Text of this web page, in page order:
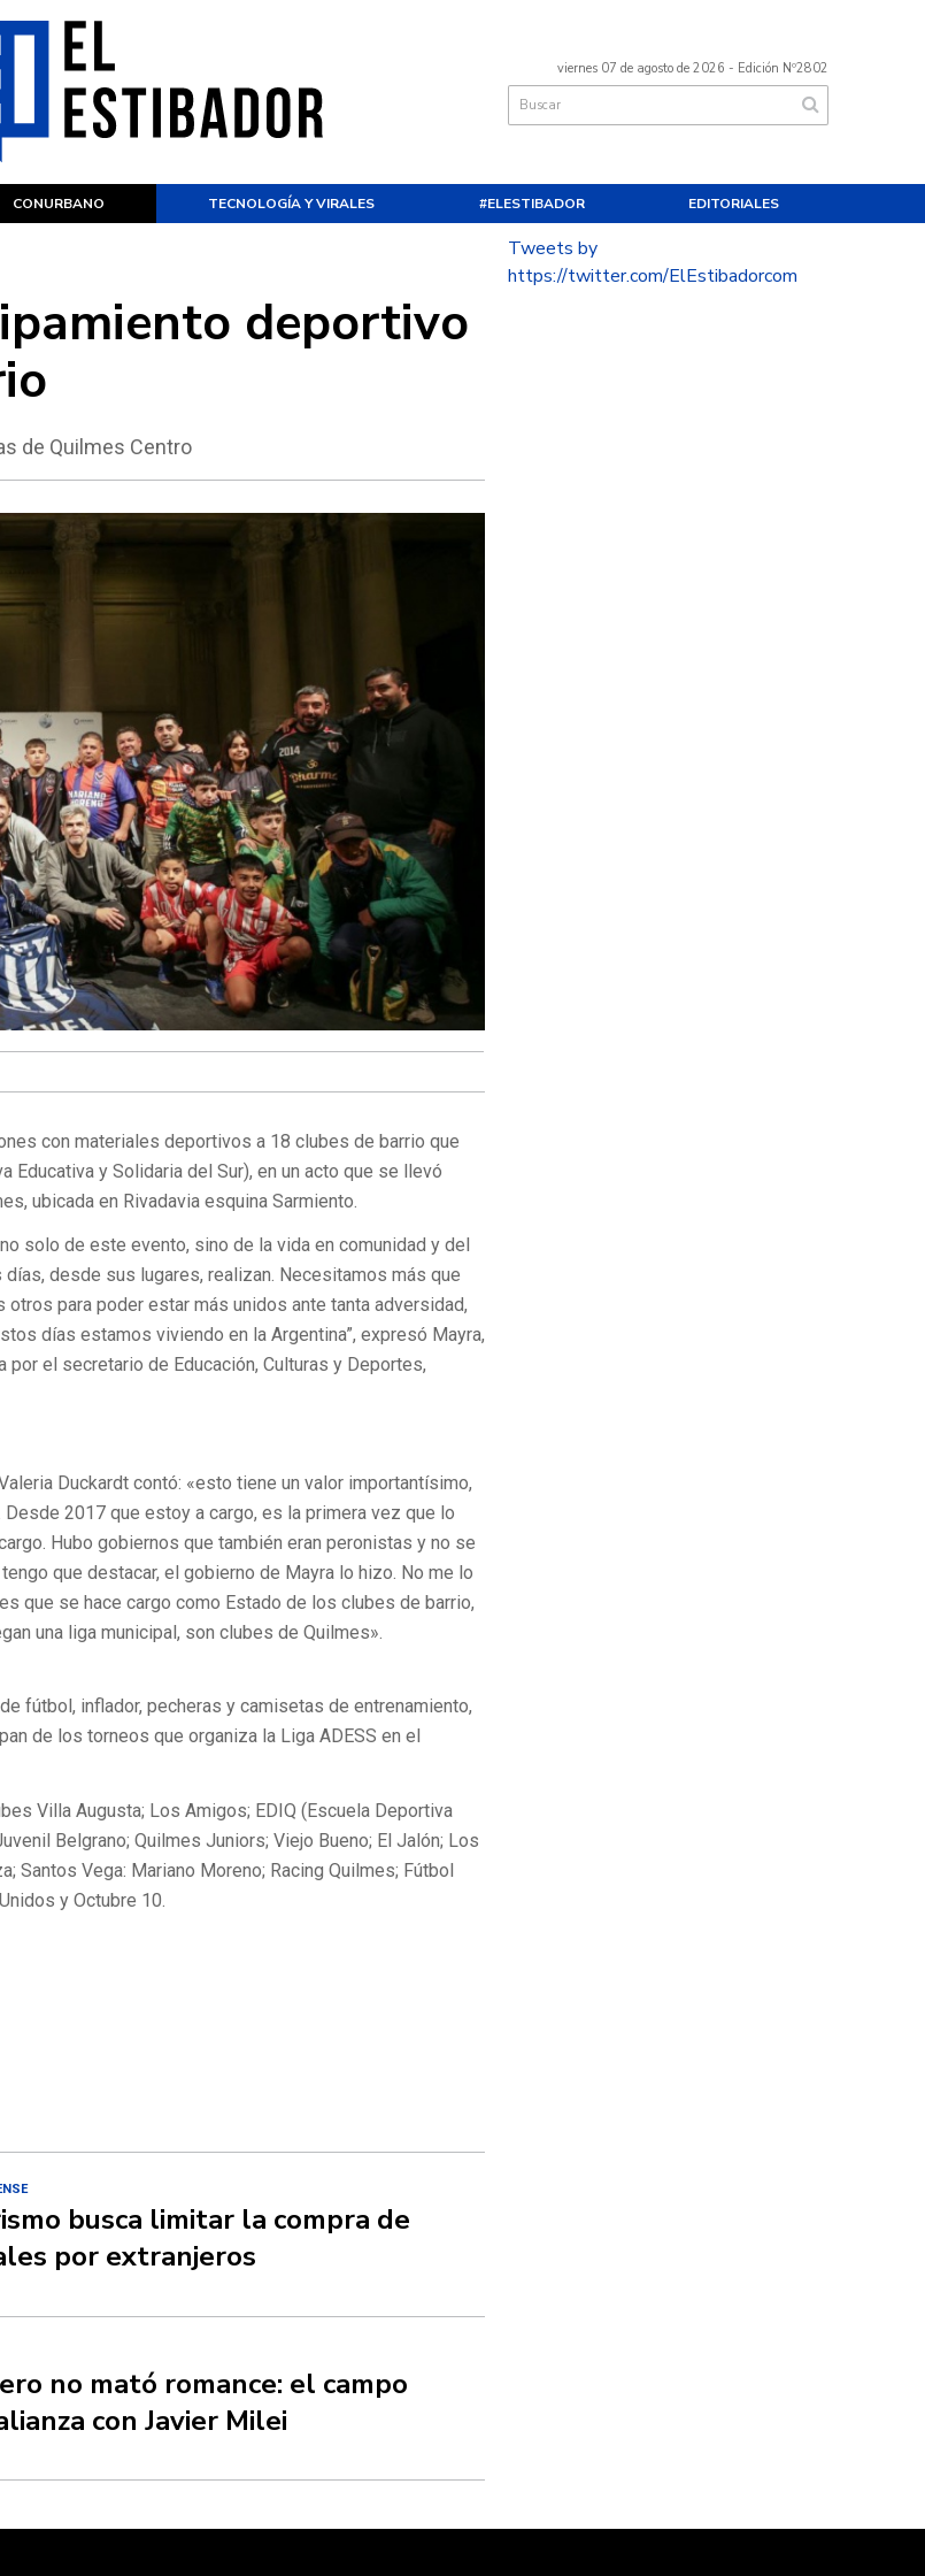
viernes 07 de agosto de 2026 - Edición Nº2802
CONURBANO TECNOLOGÍA Y VIRALES #ELESTIBADOR EDITORIALES
deportivo
de Quilmes Centro
con materiales deportivos a 18 clubes de barrio que
Educativa y Solidaria del Sur), en un acto que se llevó
ubicada en Rivadavia esquina Sarmiento.
solo de este evento, sino de la vida en comunidad y del
desde sus lugares, realizan. Necesitamos más que
para poder estar más unidos ante tanta adversidad,
días estamos viviendo en la Argentina”, expresó Mayra,
el secretario de Educación, Culturas y Deportes,
Duckardt contó: «esto tiene un valor importantísimo,
2017 que estoy a cargo, es la primera vez que lo
Hubo gobiernos que también eran peronistas y no se
que destacar, el gobierno de Mayra lo hizo. No me lo
que se hace cargo como Estado de los clubes de barrio,
una liga municipal, son clubes de Quilmes».
fútbol, inflador, pecheras y camisetas de entrenamiento,
de los torneos que organiza la Liga ADESS en el
Villa Augusta; Los Amigos; EDIQ (Escuela Deportiva
Belgrano; Quilmes Juniors; Viejo Bueno; El Jalón; Los
Santos Vega: Mariano Moreno; Racing Quilmes; Fútbol
y Octubre 10.
busca limitar la compra de
por extranjeros
no mató romance: el campo
con Javier Milei
Tweets by
https://twitter.com/ElEstibadorcom